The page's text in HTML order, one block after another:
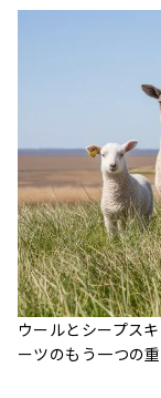
ウールとシープス
ーツのもう一つの